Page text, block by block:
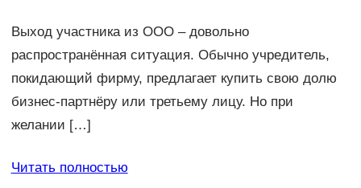
Выход участника из ООО – довольно
распространённая ситуация. Обычно учредитель,
покидающий фирму, предлагает купить свою долю
бизнес-партнёру или третьему лицу. Но при
желании […]
Читать полностью